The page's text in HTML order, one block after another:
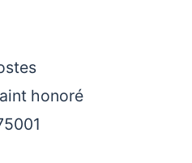
honoré